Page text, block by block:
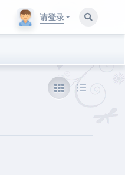
请登录